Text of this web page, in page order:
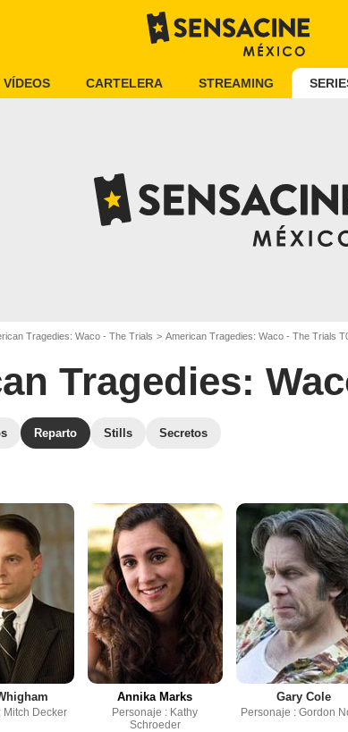
VÍDEOS CARTELERA STREAMING
Tragedies: Waco - The Trials American Tragedies: Waco - The Trials
Tragedies:
Reparto Stills Secretos
Mitch Decker
Annika Marks
Personaje : Kathy
Schroeder
Gary Cole
Personaje : Gordon